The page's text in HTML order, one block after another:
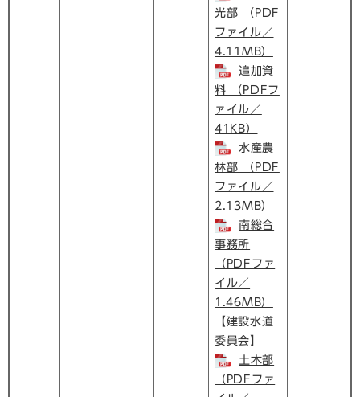
光部 （PDF
ファイル／
4.11MB）
追加資
料 （PDFフ
ァイル／
41KB）
水産農
林部 （PDF
ファイル／
2.13MB）
南総合
事務所
（PDFファ
イル／
1.46MB）
【建設水道
委員会】
土木部
（PDFファ